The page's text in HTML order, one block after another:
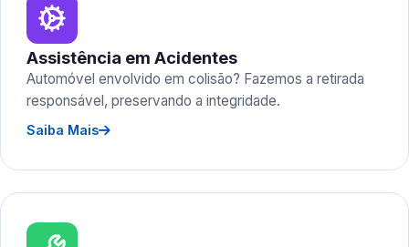
Assistência em Acidentes
Automóvel envolvido em colisão? Fazemos a retirada
responsável, preservando a integridade.
Saiba Mais